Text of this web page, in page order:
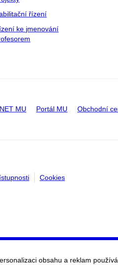
řízení
ke jmenování
MU Portál MU Obchodní
Cookies
obsahu a reklam